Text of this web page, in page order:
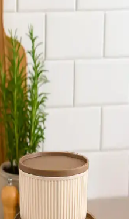
400cc Plastik Pet
Karşılaştırması
boyut, kapak ve kalite
seçeneği belirlemenize
Ambalaj Plastik Çatal
kullanıcı yorumları ve
ihtiyaçlarınıza en uygun
Karşılaştırması: Salon ve